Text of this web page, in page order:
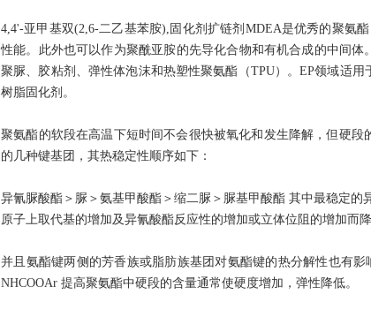
4,4'-亚甲基双(2,6-二乙基苯胺),固化剂扩链剂MDEA是优秀的聚氨
性能。此外也可以作为聚酰亚胺的先导化合物和有机合成的中间
聚脲、胶粘剂、弹性体泡沫和热塑性聚氨酯（TPU）。EP领域适
树脂固化剂。
聚氨酯的软段在高温下短时间不会很快被氧化和发生降解，但硬
的几种键基团，其热稳定性顺序如下：
异氰脲酸酯＞脲＞氨基甲酸酯＞缩二脲＞脲基甲酸酯 其中最稳定
原子上取代基的增加及异氰酸酯反应性的增加或立体位阻的增加而降
并且氨酯键两侧的芳香族或脂肪族基团对氨酯键的热分解性也有影
NHCOOAr 提高聚氨酯中硬段的含量通常使硬度增加，弹性降低。